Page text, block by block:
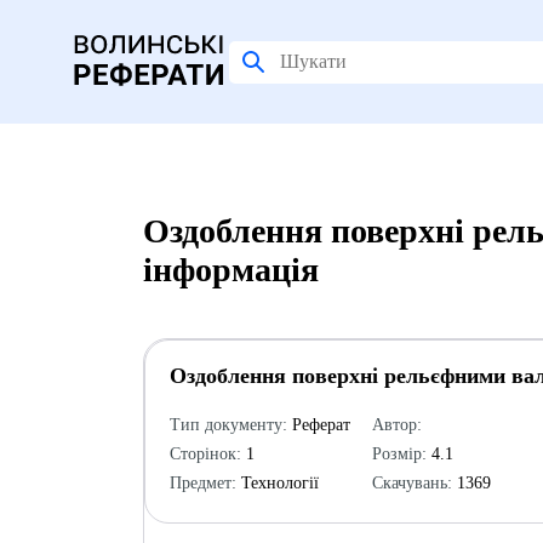
Оздоблення поверхні
інформація
Оздоблення поверхні рельєфними
Тип документу: Реферат
Сторінок: 1
Предмет: Технології
Автор:
Розмір: 4.1
Скачувань: 1369